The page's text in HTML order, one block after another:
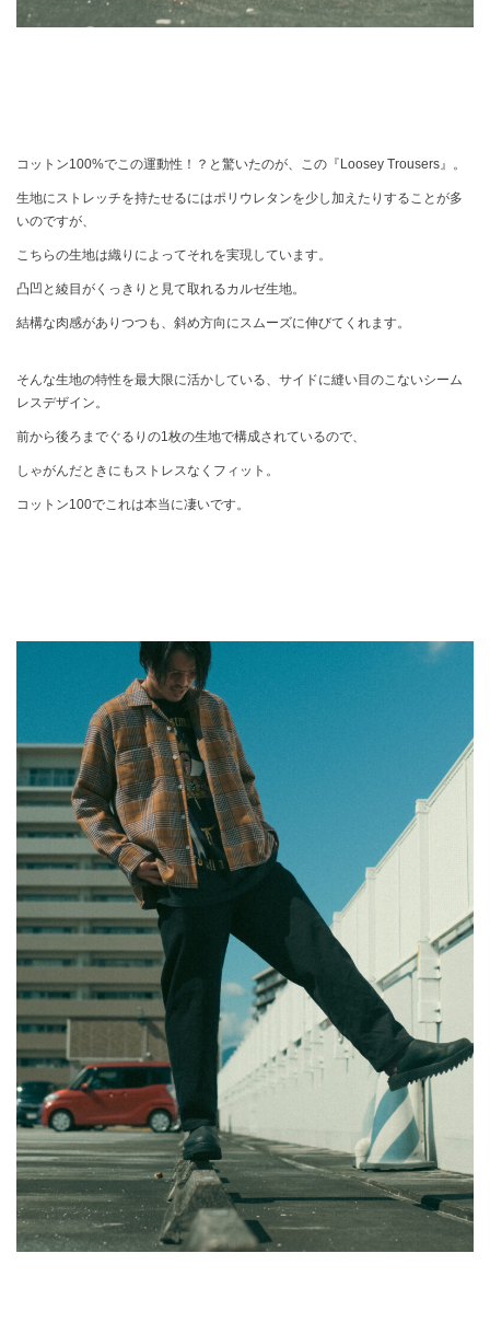
コットン100%でこの運動性！？と驚いたのが、この『Loosey Trousers』。
生地にストレッチを持たせるにはポリウレタンを少し加えたりすることが多
いのですが、
こちらの生地は織りによってそれを実現しています。
凸凹と綾目がくっきりと見て取れるカルゼ生地。
結構な肉感がありつつも、斜め方向にスムーズに伸びてくれます。
そんな生地の特性を最大限に活かしている、サイドに縫い目のこないシーム
レスデザイン。
前から後ろまでぐるりの1枚の生地で構成されているので、
しゃがんだときにもストレスなくフィット。
コットン100でこれは本当に凄いです。